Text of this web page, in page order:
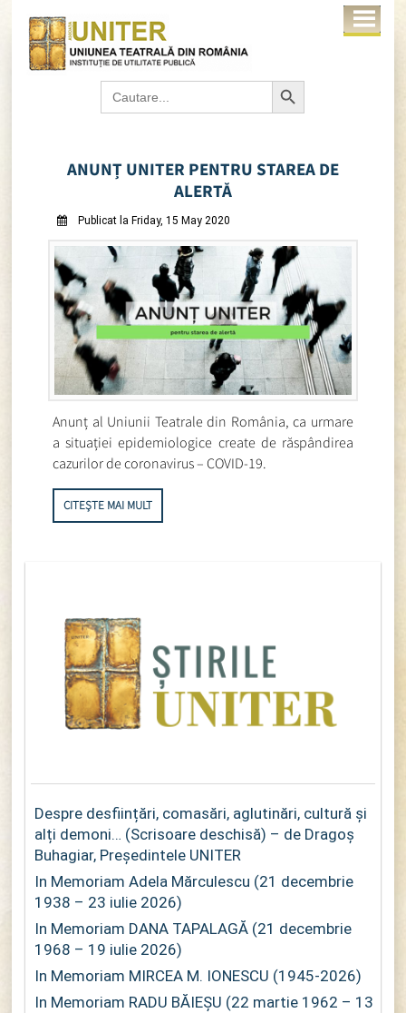
Search
for:
Search Button
ANUNȚ UNITER PENTRU STAREA DE
ALERTĂ
Publicat la Friday, 15 May 2020
Anunț al Uniunii Teatrale din România, ca urmare
a situației epidemiologice create de răspândirea
cazurilor de coronavirus – COVID-19.
CITEȘTE MAI MULT
Despre desființări, comasări, aglutinări, cultură și
alți demoni… (Scrisoare deschisă) – de Dragoș
Buhagiar, Președintele UNITER
In Memoriam Adela Mărculescu (21 decembrie
1938 – 23 iulie 2026)
In Memoriam DANA TAPALAGĂ (21 decembrie
1968 – 19 iulie 2026)
In Memoriam MIRCEA M. IONESCU (1945-2026)
In Memoriam RADU BĂIEȘU (22 martie 1962 – 13